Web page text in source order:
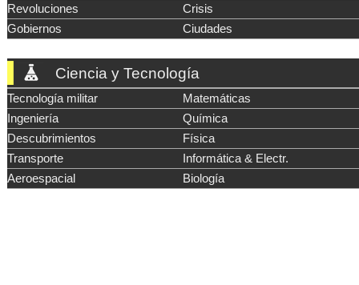
Revoluciones
Crisis
Gobiernos
Ciudades
Ciencia y Tecnología
Tecnología militar
Matemáticas
Ingeniería
Química
Descubrimientos
Física
Transporte
Informática & Electr.
Aeroespacial
Biología